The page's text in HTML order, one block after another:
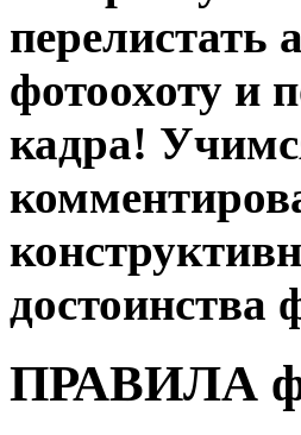
фотоохоту и
кадра!
достоинства
ПРАВИЛА